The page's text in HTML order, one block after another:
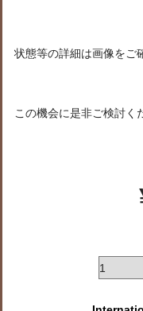
状態等の詳細は画像をご
この機会に是非ご検討く